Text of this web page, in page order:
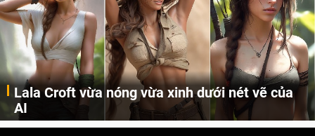
Lala Croft vừa nóng vừa xinh dưới nét vẽ của
AI
Cùng đến với những hình ảnh Lala Croft của Tomb Raider dưới nét vẽ của AI. Một cô nàng xinh đẹp, nóng bỏng nhưng cũng rắn rỏi và mạnh mẽ.